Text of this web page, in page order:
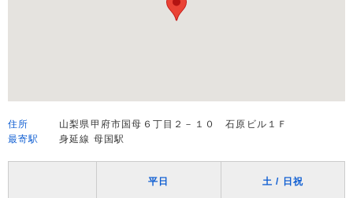
住所
山梨県甲府市国母６丁目２－１０ 石原ビル１Ｆ
最寄駅
身延線 母国駅
平日 土 / 日祝